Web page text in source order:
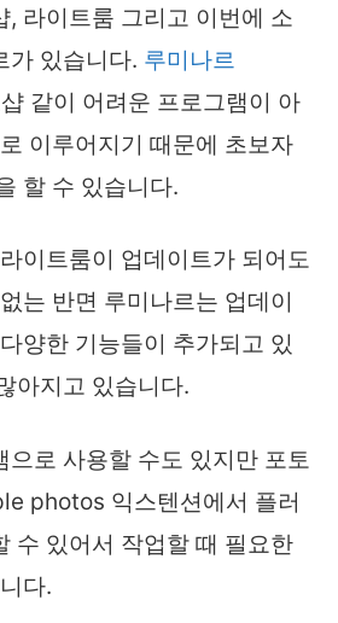
, 라이트룸 그리고 이번에 소
가 있습니다. 루미나르
같이 어려운 프로그램이 아
이루어지기 때문에 초보자
할 수 있습니다.
이트룸이 업데이트가 되어도
는 반면 루미나르는 업데이
양한 기능들이 추가되고 있
아지고 있습니다.
으로 사용할 수도 있지만 포토
photos 익스텐션에서 플러
수 있어서 작업할 때 필요한
다.